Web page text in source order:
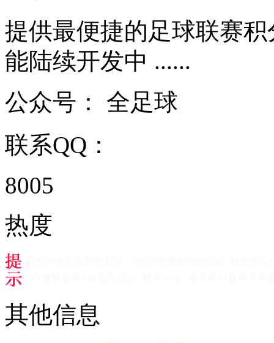
提供最便捷的足球联赛
能陆续开发中 ......
公众号： 全足球
联系QQ：
8005
热度
其他信息